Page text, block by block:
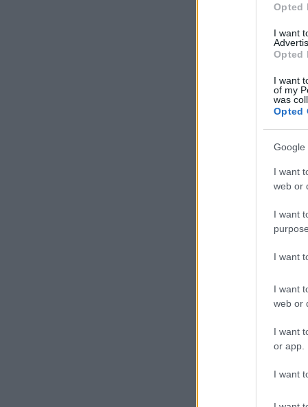
Opted
I want
Opted
I want
of my
was
Opted
Google
I want
web or
I want
I want
I want
web or
I want
or app.
I want